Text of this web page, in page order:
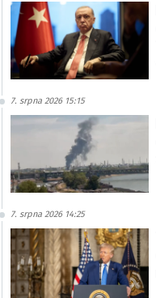
7. srpna 2026 15:15
7. srpna 2026 14:25